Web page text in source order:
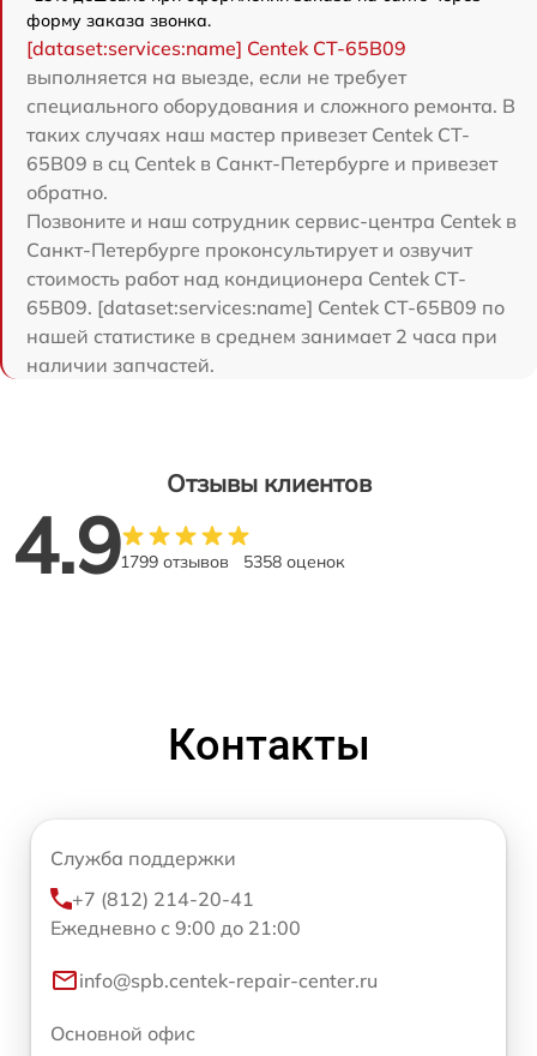
форму заказа звонка.
[dataset:services:name] Centek CT-65B09
выполняется на выезде, если не требует
специального оборудования и сложного ремонта. В
таких случаях наш мастер привезет Centek CT-
65B09 в сц Centek в Санкт-Петербурге и привезет
обратно.
Позвоните и наш сотрудник сервис-центра Centek в
Санкт-Петербурге проконсультирует и озвучит
стоимость работ над кондиционера Centek CT-
65B09. [dataset:services:name] Centek CT-65B09 по
нашей статистике в среднем занимает 2 часа при
наличии запчастей.
Отзывы клиентов
4.91799 отзывов 5358 оценок
Контакты
Служба поддержки
+7 (812) 214-20-41
Ежедневно с 9:00 до 21:00
info@spb.centek-repair-center.ru
Основной офис